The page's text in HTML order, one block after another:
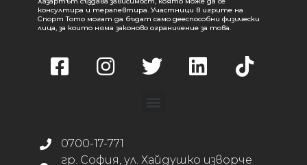
консултира и терапевтира. Участници в игрите на
Спорт Тото могат да бъдат само дееспособни физически
лица, за които няма законово ограничение за това.
0700-17-771
гр. София, ул. Хайдушко изворче